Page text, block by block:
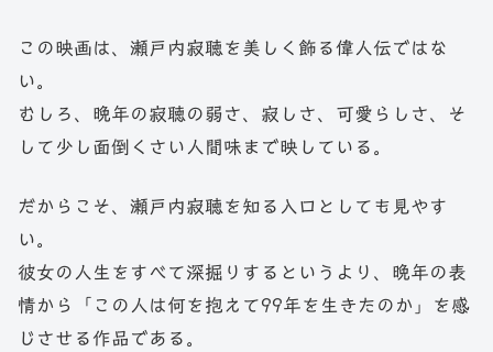
この映画は、瀬戸内寂聴を美しく飾る偉人伝ではな
い。
むしろ、晩年の寂聴の弱さ、寂しさ、可愛らしさ、そ
して少し面倒くさい人間味まで映している。
だからこそ、瀬戸内寂聴を知る入口としても見やす
い。
彼女の人生をすべて深掘りするというより、晩年の表
情から「この人は何を抱えて99年を生きたのか」を感
じさせる作品である。